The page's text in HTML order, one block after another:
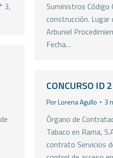
3,
Suministros
construcción. Lugar
Arbuniel
Fecha…
CONCURSO ID
PorLorena Agullo 3
Órgano de
Tabaco en Rama,
contrato Servicios